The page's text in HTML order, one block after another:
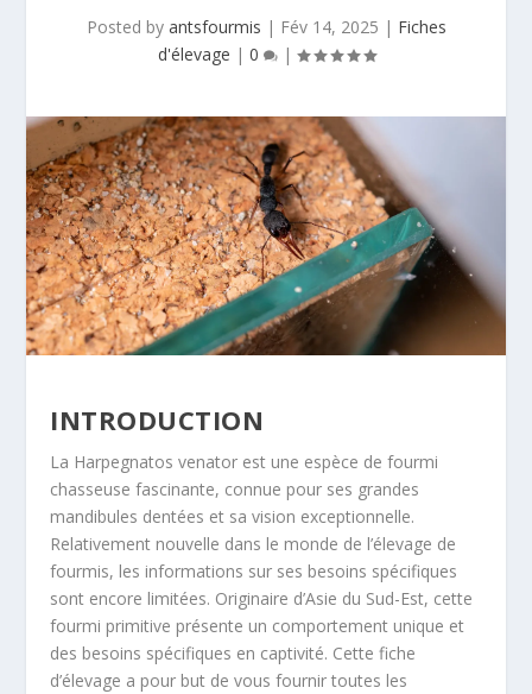
Posted by antsfourmis | Fév 14, 2025 | Fiches
d'élevage | 0 |
INTRODUCTION
La Harpegnatos venator est une espèce de fourmi
chasseuse fascinante, connue pour ses grandes
mandibules dentées et sa vision exceptionnelle.
Relativement nouvelle dans le monde de l’élevage de
fourmis, les informations sur ses besoins spécifiques
sont encore limitées. Originaire d’Asie du Sud-Est, cette
fourmi primitive présente un comportement unique et
des besoins spécifiques en captivité. Cette fiche
d’élevage a pour but de vous fournir toutes les